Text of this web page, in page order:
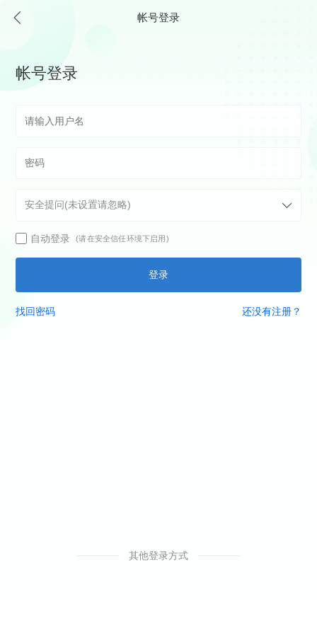
帐号登录
帐号登录
自动登录 (请在安全信任环境下启用)
登录
找回密码 还没有注册？
其他登录方式